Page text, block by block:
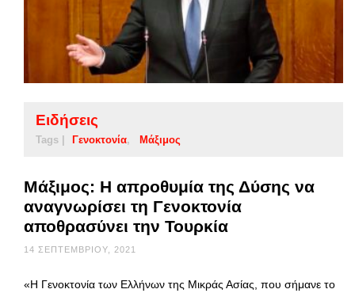
Ειδήσεις
Tags | Γενοκτονία Μάξιμος
Μάξιμος: Η απροθυμία της Δύσης να
αναγνωρίσει τη Γενοκτονία
αποθρασύνει την Τουρκία
14 ΣΕΠΤΕΜΒΡΊΟΥ, 2021
«Η Γενοκτονία των Ελλήνων της Μικράς Ασίας, που σήμανε το